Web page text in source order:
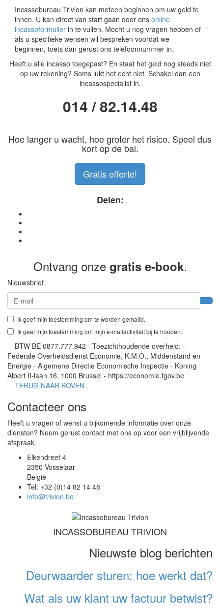
Incassobureau Trivion kan meteen beginnen om uw geld te
innen. U kan direct van start gaan door ons online
incassoformulier in te vullen. Mocht u nog vragen hebben of
als u specifieke wensen wil bespreken voordat we
beginnen, toets dan gerust ons telefoonnummer in.
Heeft u alle incasso toegepast? En staat het geld nog steeds niet
op uw rekening? Soms lukt het echt niet. Schakel dan een
incassospecialist in.
014 / 82.14.48
Hoe langer u wacht, hoe groter het risico. Speel dus
kort op de bal.
Gratis offerte!
Delen:
Ontvang onze gratis e-book.
Nieuwsbrief
Ik geef mijn toestemming om te worden gemaild.
Ik geef mijn toestemming om mijn e-mailactiviteit bij te houden.
BTW BE 0877.777.942 - Toezichthoudende overheid: -
Federale Overheidsdienst Economie, K.M.O., Middenstand en
Energie - Algemene Directie Economische Inspectie - Koning
Albert II-laan 16, 1000 Brussel - https://economie.fgov.be
TERUG NAAR BOVEN
Contacteer ons
Heeft u vragen of wenst u bijkomende informatie over onze
diensten? Neem gerust contact met ons op voor een vrijblijvende
afspraak.
Eikendreef 4
2350 Vosselaar
België
Tel: +32 (0)14 82 14 48
info@trivion.be
INCASSOBUREAU TRIVION
Nieuwste blog berichten
Deurwaarder sturen: hoe werkt dat?
Wat als uw klant uw factuur betwist?